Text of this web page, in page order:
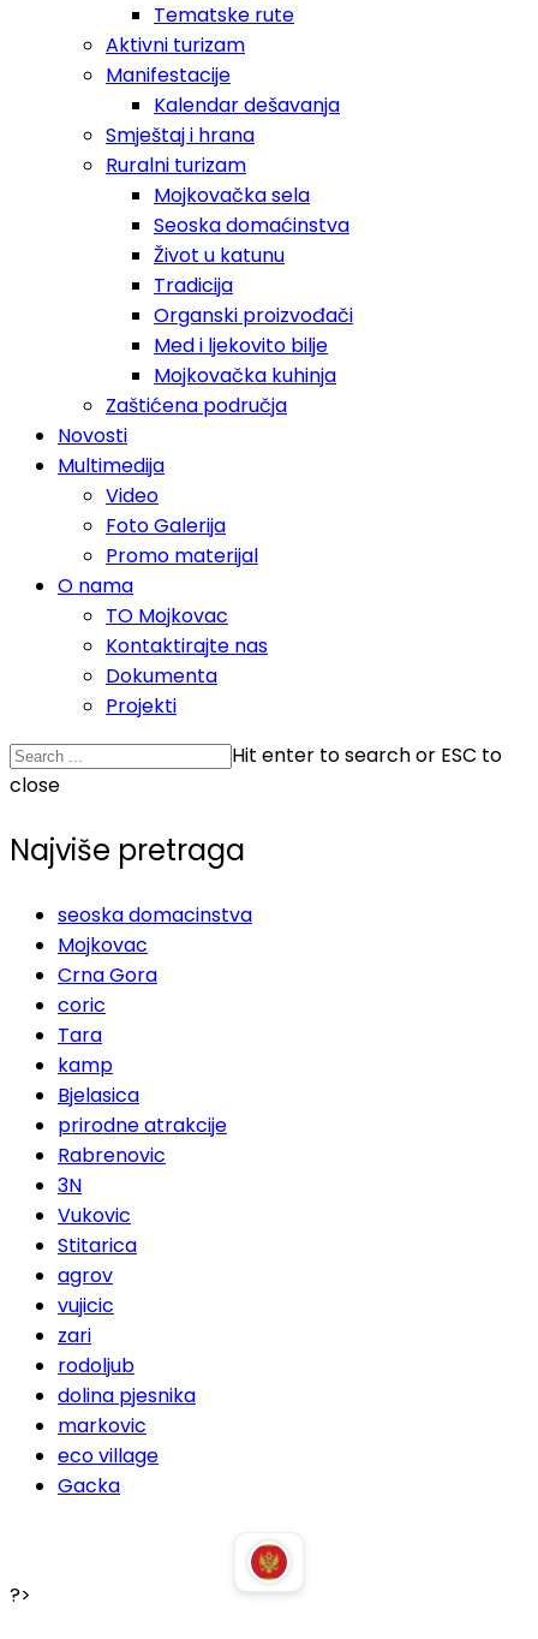
Tematske rute
Aktivni turizam
Manifestacije
Kalendar dešavanja
Smještaj i hrana
Ruralni turizam
Mojkovačka sela
Seoska domaćinstva
Život u katunu
Tradicija
Organski proizvođači
Med i ljekovito bilje
Mojkovačka kuhinja
Zaštićena područja
Novosti
Multimedija
Video
Foto Galerija
Promo materijal
O nama
TO Mojkovac
Kontaktirajte nas
Dokumenta
Projekti
Hit enter to search or ESC to
close
Najviše pretraga
seoska domacinstva
Mojkovac
Crna Gora
coric
Tara
kamp
Bjelasica
prirodne atrakcije
Rabrenovic
3N
Vukovic
Stitarica
agrov
vujicic
zari
rodoljub
dolina pjesnika
markovic
eco village
Gacka
?>